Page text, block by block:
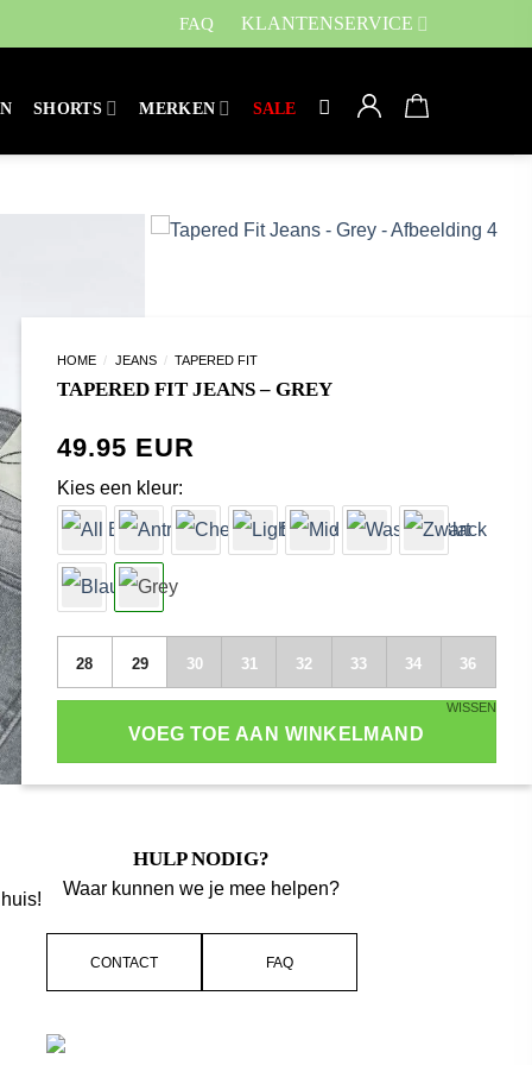
FAQ KLANTENSERVICE
SHORTS MERKEN SALE
HOME / JEANS / TAPERED FIT
TAPERED FIT JEANS – GREY
49.95
kleur
28 29 30 31 32 33 34 36
WISSEN
VOEG TOE AAN WINKELMAND
HULP NODIG?
Waar kunnen we je mee helpen?
CONTACT FAQ